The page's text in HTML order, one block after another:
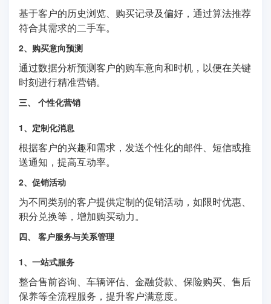
基于客户的历史浏览、购买记录及偏好，通过算法推荐
符合其需求的二手车。
2、购买意向预测
通过数据分析预测客户的购车意向和时机，以便在关键
时刻进行精准营销。
三、 个性化营销
1、定制化消息
根据客户的兴趣和需求，发送个性化的邮件、短信或推
送通知，提高互动率。
2、促销活动
为不同类别的客户提供定制的促销活动，如限时优惠、
积分兑换等，增加购买动力。
四、 客户服务与关系管理
1、一站式服务
整合售前咨询、车辆评估、金融贷款、保险购买、售后
保养等全流程服务，提升客户满意度。